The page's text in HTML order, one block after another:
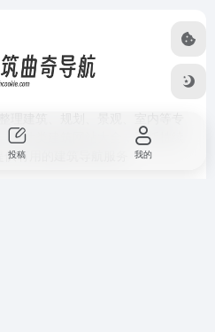
理建筑、规划、景观、室内等专
软件类建筑网站大全，不断持续
供有用的建筑导航服务
投稿 我的